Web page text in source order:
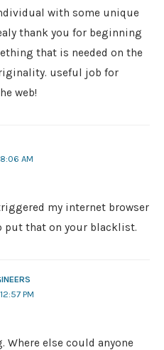
with some unique
thank you for beginning
that is needed on the
useful job for
web!
AM
my internet browser
put that on your blacklist.
PM
Where else could anyone